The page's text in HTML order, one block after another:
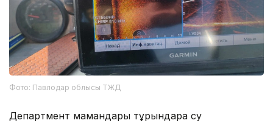
Фото: Павлодар облысы ТЖД
Департмент мамандары тұрғындарға су